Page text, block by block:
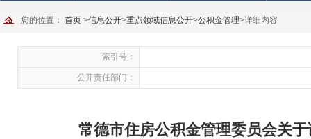
您的位置： 首页 >信息公开>重点领域信息公开>公积金管理>详细内容
索引号：
公开责任部门：
常德市住房公积金管理委员会关